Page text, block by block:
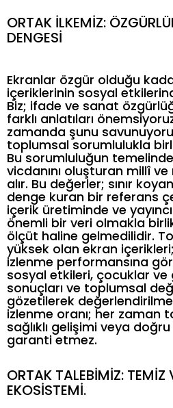
ORTAK İLKEMİZ:
DENGESİ
Ekranlar özgür olduğu
içeriklerinin sosyal
Biz; ifade ve sanat
farklı anlatıları
zamanda şunu
toplumsal sorumlulukla
Bu sorumluluğun
vicdanını oluşturan millî
alır. Bu değerler; sınır
denge kuran bir referans
içerik üretiminde ve
önemli bir veri olmakla
ölçüt haline gelmedilidir.
yüksek olan ekran
izlenme performansına
sosyal etkileri, çocuklar ve
sonuçları ve toplumsal
gözetilerek
izlenme oranı; her zaman
sağlıklı gelişimi veya
garanti etmez.
ORTAK TALEBİMİZ: TEMİZ
EKOSİSTEMİ.